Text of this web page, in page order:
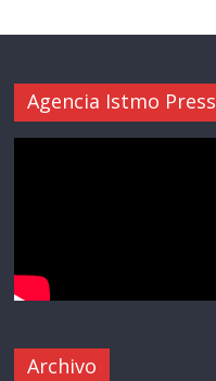
Agencia Istmo Press
Archivo